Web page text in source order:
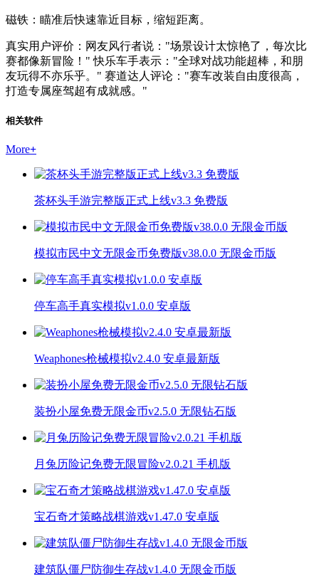
磁铁：瞄准后快速靠近目标，缩短距离。
真实用户评价：网友风行者说："场景设计太惊艳了，每次比
赛都像新冒险！" 快乐车手表示："全球对战功能超棒，和朋
友玩得不亦乐乎。" 赛道达人评论："赛车改装自由度很高，
打造专属座驾超有成就感。"
相关软件
More+
茶杯头手游完整版正式上线v3.3 免费版
模拟市民中文无限金币免费版v38.0.0 无限金币版
停车高手真实模拟v1.0.0 安卓版
Weaphones枪械模拟v2.4.0 安卓最新版
装扮小屋免费无限金币v2.5.0 无限钻石版
月兔历险记免费无限冒险v2.0.21 手机版
宝石奇才策略战棋游戏v1.47.0 安卓版
建筑队僵尸防御生存战v1.4.0 无限金币版